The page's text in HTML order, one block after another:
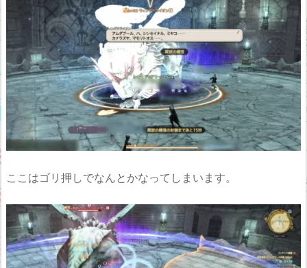
ここはゴリ押しでなんとかなってしまいます。